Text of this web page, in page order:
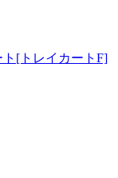
[トレイカートF]